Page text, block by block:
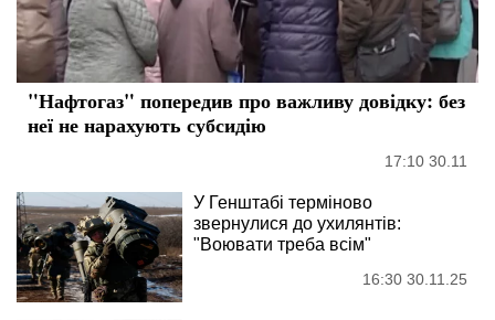
"Нафтогаз" попередив про важливу довідку: без
неї не нарахують субсидію
17:10 30.11
У Генштабі терміново
звернулися до ухилянтів:
"Воювати треба всім"
16:30 30.11.25